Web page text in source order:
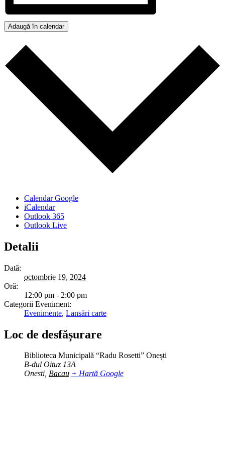
Adaugă în calendar
Calendar Google
iCalendar
Outlook 365
Outlook Live
Detalii
Dată:
octombrie 19, 2024
Oră:
12:00 pm - 2:00 pm
Categorii Eveniment:
Evenimente, Lansări carte
Loc de desfășurare
Biblioteca Municipală “Radu Rosetti” Onești
B-dul Oituz 13A
Onesti, Bacau + Hartă Google